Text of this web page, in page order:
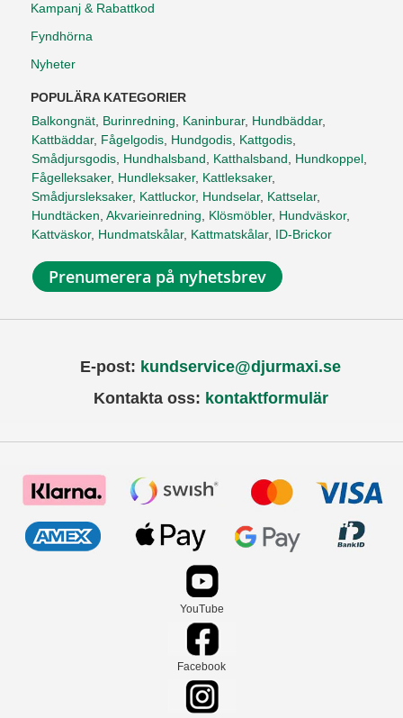
Kampanj & Rabattkod
Fyndhörna
Nyheter
POPULÄRA KATEGORIER
Balkongnät, Burinredning, Kaninburar, Hundbäddar,
Kattbäddar, Fågelgodis, Hundgodis, Kattgodis,
Smådjursgodis, Hundhalsband, Katthalsband, Hundkoppel,
Fågelleksaker, Hundleksaker, Kattleksaker,
Smådjursleksaker, Kattluckor, Hundselar, Kattselar,
Hundtäcken, Akvarieinredning, Klösmöbler, Hundväskor,
Kattväskor, Hundmatskålar, Kattmatskålar, ID-Brickor
Prenumerera på nyhetsbrev
E-post: kundservice@djurmaxi.se
Kontakta oss: kontaktformulär
YouTube
Facebook